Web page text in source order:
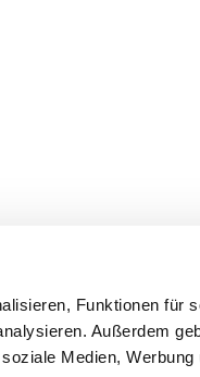
Funktionen für
Außerdem
Medien, Werbung